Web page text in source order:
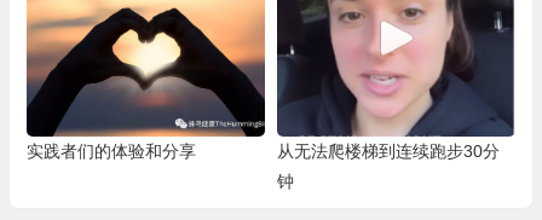
实践者们的体验和分享
从无法爬楼梯到连续跑步30分
钟